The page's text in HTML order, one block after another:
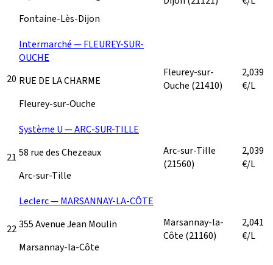
Fontaine-Lès-Dijon
20
Intermarché — FLEUREY-SUR-
OUCHE
RUE DE LA CHARME
Fleurey-sur-Ouche
Fleurey-sur-
Ouche (21410)
2,039
€/L
21
Système U — ARC-SUR-TILLE
58 rue des Chezeaux
Arc-sur-Tille
Arc-sur-Tille
(21560)
2,039
€/L
22
Leclerc — MARSANNAY-LA-CÔTE
355 Avenue Jean Moulin
Marsannay-la-Côte
Marsannay-la-
Côte (21160)
2,041
€/L